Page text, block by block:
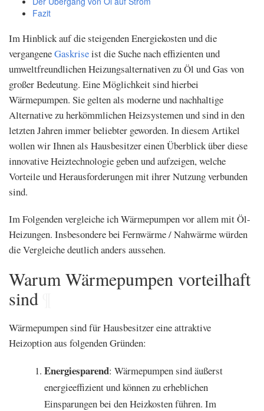
Fazit
Im Hinblick auf die steigenden Energiekosten und die
vergangeneGaskriseist die Suche nach effizienten und
umweltfreundlichen Heizungsalternativen zu Öl und Gas von
großer Bedeutung. Eine Möglichkeit sind hierbei
Wärmepumpen. Sie gelten als moderne und nachhaltige
Alternative zu herkömmlichen Heizsystemen und sind in den
letzten Jahren immer beliebter geworden. In diesem Artikel
wollen wir Ihnen als Hausbesitzer einen Überblick über diese
innovative Heiztechnologie geben und aufzeigen, welche
Vorteile und Herausforderungen mit ihrer Nutzung verbunden
sind.
Im Folgenden vergleiche ich Wärmepumpen vor allem mit Öl-
Heizungen. Insbesondere bei Fernwärme / Nahwärme würden
die Vergleiche deutlich anders aussehen.
Warum Wärmepumpen vorteilhaft
sind
Wärmepumpen sind für Hausbesitzer eine attraktive
Heizoption aus folgenden Gründen:
Energiesparend: Wärmepumpen sind äußerst
energieeffizient und können zu erheblichen
Einsparungen bei den Heizkosten führen. Im